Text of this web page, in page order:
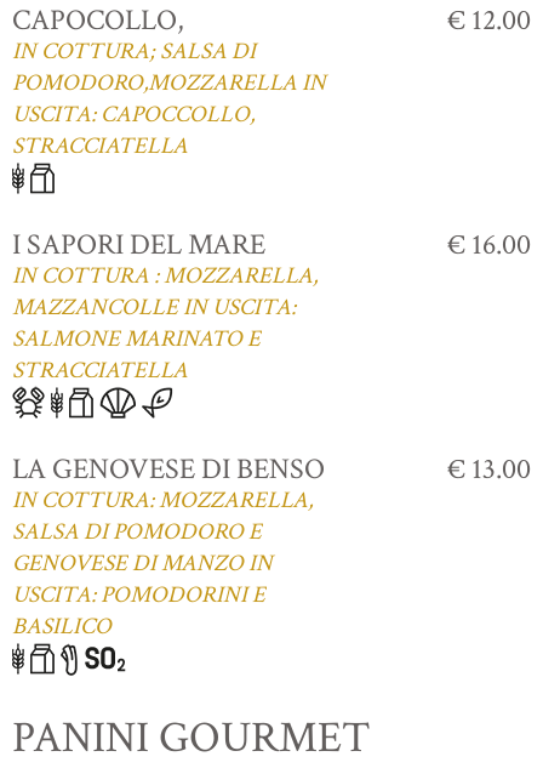
CAPOCOLLO,
IN COTTURA; SALSA DI
POMODORO,MOZZARELLA IN
USCITA: CAPOCCOLLO,
STRACCIATELLA
€ 12.00
I SAPORI DEL MARE
IN COTTURA : MOZZARELLA,
MAZZANCOLLE IN USCITA:
SALMONE MARINATO E
STRACCIATELLA
€ 16.00
LA GENOVESE DI BENSO
IN COTTURA: MOZZARELLA,
SALSA DI POMODORO E
GENOVESE DI MANZO IN
USCITA: POMODORINI E
BASILICO
€ 13.00
PANINI GOURMET